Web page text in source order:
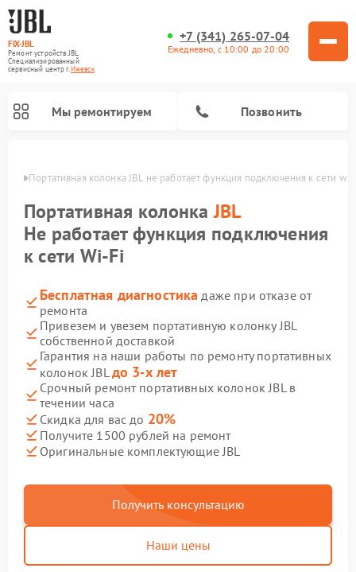
FIX-JBL
Ремонт устройств JBL
Специализированный
cервисный центр г.Ижевск
+7 (341) 265-07-04
Ежедневно, с 10:00 до 20:00
Мы ремонтируем Позвонить
Портативная колонка JBL не работает функция подключения к сети
Портативная колонкаJBL
Не работает функция подключения
к сети Wi-Fi
Бесплатная диагностика даже при отказе от
ремонта
Привезем и увезем портативную колонку JBL
собственной доставкой
Гарантия на наши работы по ремонту портативных
колонок JBLдо 3-х лет
Срочный ремонт портативных колонок JBL в
течении часа
Скидка для вас до 20%
Получите 1500 рублей на ремонт
Оригинальные комплектующие JBL
Получить консультацию
Наши цены